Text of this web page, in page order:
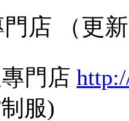
店 （更
門店
服)